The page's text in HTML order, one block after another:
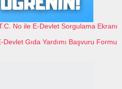
No ile E-Devlet Sorgulama Ekranı
Gıda Yardımı Başvuru Formu